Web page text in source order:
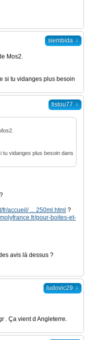
siembida ↓
Mos2.
si tu vidanges plus besoin
tistou77 ↓
tu vidanges plus besoin dans
accueil/ ... 250ml.html ?
pour-boites-et-
avis là dessus ?
ludovic29 ↓
. Ça vient d Angleterre.